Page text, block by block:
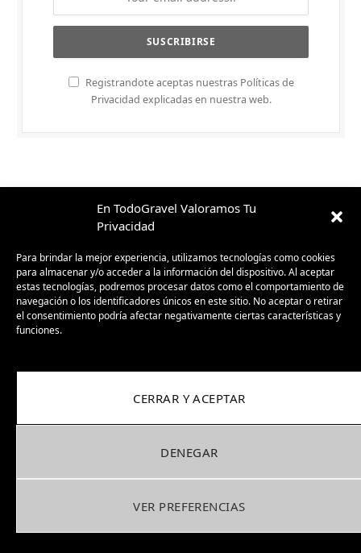
En TodoGravel Valoramos Tu
Privacidad
Para brindar la mejor experiencia, utilizamos tecnologías como cookies
para almacenar y/o acceder a la información del dispositivo. Al aceptar
estas tecnologías, podremos procesar datos como el comportamiento de
navegación o los identificadores únicos en este sitio. No aceptar o retirar
el consentimiento podría afectar negativamente ciertas características y
funciones.
CERRAR Y ACEPTAR
DENEGAR
VER PREFERENCIAS
Registrandote aceptas nuestras Políticas de
Privacidad explicadas en nuestra web.
ÚLTIMOS ARTICULOS
Viking Cykles Valhalla GR 2: su primer
cuadro de titanio para gravel
12/12/2025
ya no es promesa, es presente
BH GravelX: la gravel diseñada para
perderte (y encontrar caminos nuevos)